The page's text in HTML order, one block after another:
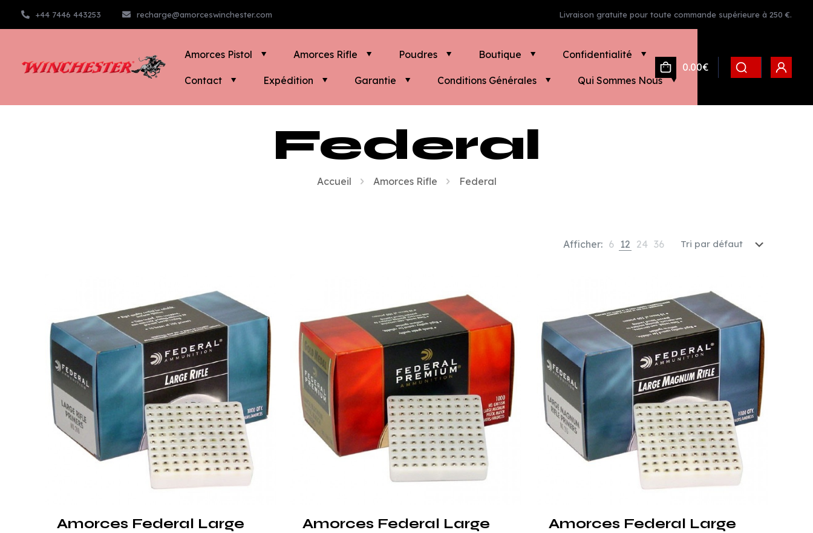
+44 7446 443253 recharge@amorceswinchester.com Livraison gratuite pour toute commande supérieure à 250 €.
Amorces Pistol Amorces Rifle Poudres Boutique Confidentialité
Contact Expédition Garantie Conditions Générales Qui Sommes Nous
0.00€
Federal
Accueil Amorces Rifle Federal
Afficher: 6 12 24 36
Amorces Federal Large
Amorces Federal Large
Amorces Federal Large